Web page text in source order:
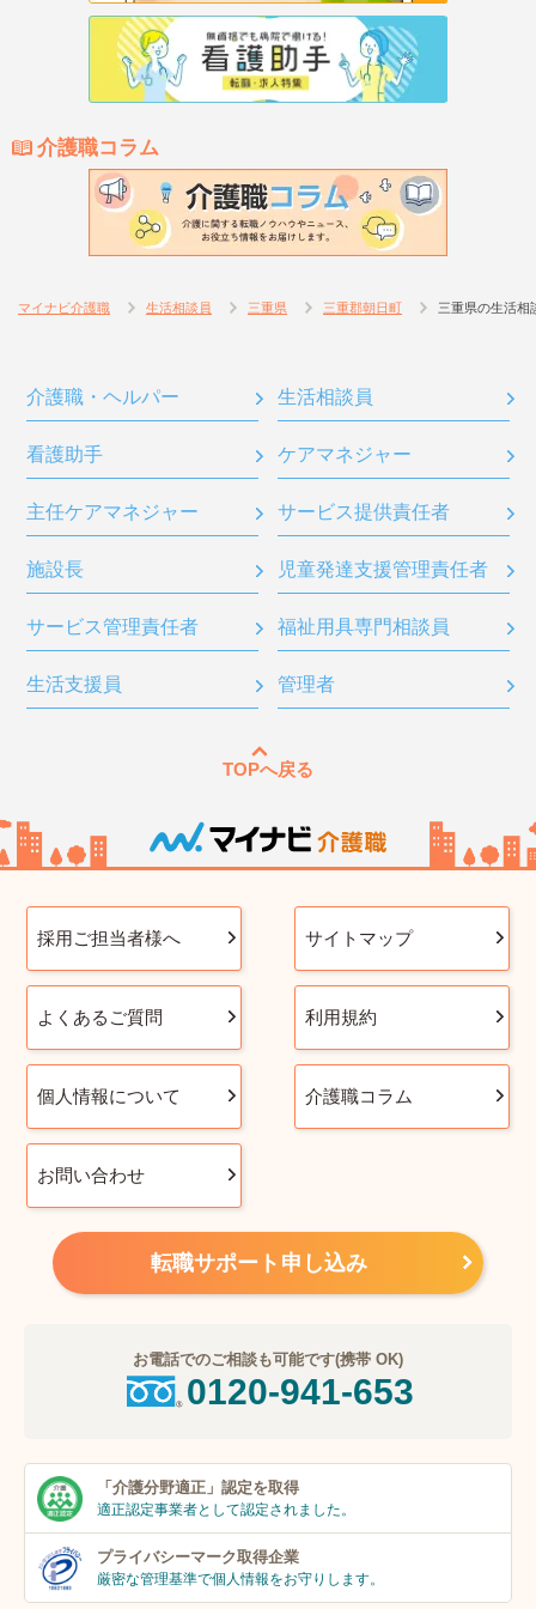
介護職コラム
マイナビ介護職 生活相談員 三重県 三重郡朝日町 三重県の生活相
介護職・ヘルパー 生活相談員
看護助手 ケアマネジャー
主任ケアマネジャー サービス提供責任者
施設長 児童発達支援管理責任者
サービス管理責任者 福祉用具専門相談員
生活支援員 管理者
TOPへ戻る
採用ご担当者様へ サイトマップ
よくあるご質問 利用規約
個人情報について 介護職コラム
お問い合わせ
転職サポート申し込み
お電話でのご相談も可能です(携帯 OK)
0120-941-653
「介護分野適正」 認定を取得
適正認定事業者として認定されました。
プライバシーマーク取得企業
厳密な管理基準で個人情報をお守りします。